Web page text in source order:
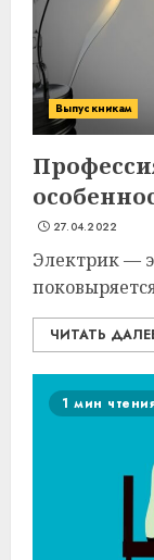
Выпускникам
27.04.2022
Электрик —
ЧИТАТЬ
1 мин